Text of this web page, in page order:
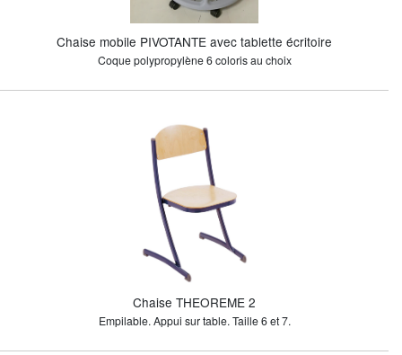
Chaise mobile PIVOTANTE avec tablette écritoire
Coque polypropylène 6 coloris au choix
Chaise THEOREME 2
Empilable. Appui sur table. Taille 6 et 7.